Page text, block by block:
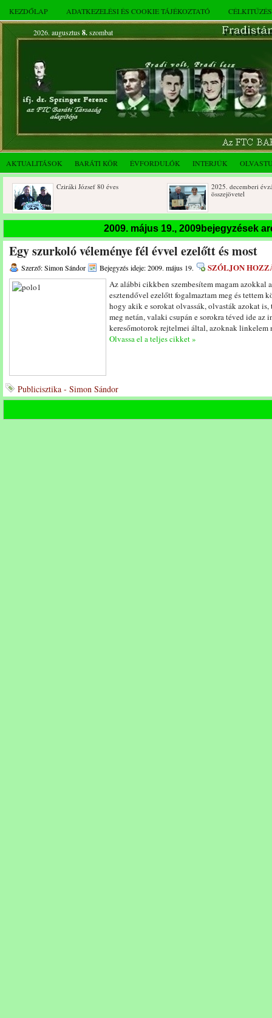
KEZDŐLAP ADATKEZELÉSI ÉS COOKIE TÁJÉKOZTATÓ
2026. augusztus 8.szombat
AKTUALITÁSOK BARÁTI KÖR ÉVFORDULÓK INTERJÚK
Cziráki József 80 éves
2025. decemberi évzáró
összejövetel
2009. május 19., 2009bejegyzések
Egy szurkoló véleménye fél évvel ezelőtt és most
Szerző: Simon Sándor Bejegyzés ideje: 2009. május 19. SZÓLJON
Az alábbi cikkben szembesítem magam
esztendővel ezelőtt fogalmaztam meg és tettem
hogy akik e sorokat olvassák, olvasták azokat
meg netán, valaki csupán e sorokra téved ide az
keresőmotorok rejtelmei által, azoknak
Olvassa el a teljes cikket »
Publicisztika - Simon Sándor